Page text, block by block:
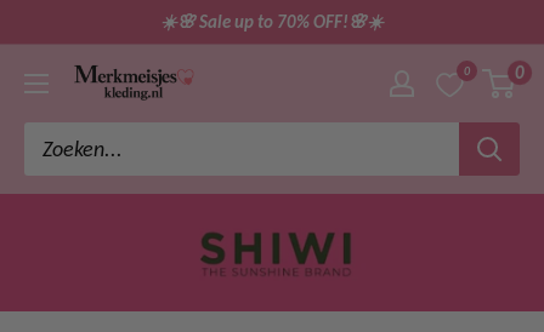
naar
☀️🌸 Sale up to 70% OFF!🌸☀️
merkmeisjeskleding 0 0